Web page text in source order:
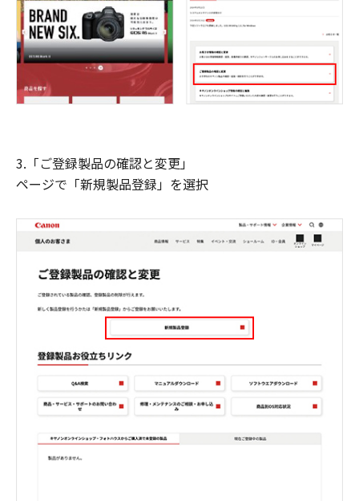
3.「ご登録製品の確認と変更」
ページで「新規製品登録」を選択